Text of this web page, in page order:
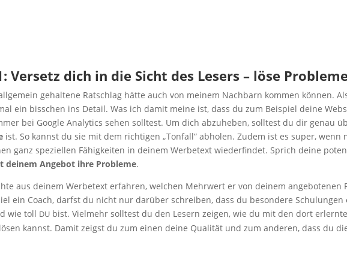
Ver­setz dich in die Sicht des Lesers – löse Probleme
gehal­te­ne Rat­schlag hät­te auch von mei­nem Nach­barn kom­men kön­nen.
ein biss­chen ins Detail. Was ich damit mei­ne ist, dass du zum Bei­spiel dei­ne
bei Goog­le Ana­ly­tics sehen soll­test. Um dich abzu­he­ben, soll­test du dir genau
ist. So kannst du sie mit dem rich­ti­gen „Ton­fall“ abho­len. Zudem ist es super, wenn
ganz spe­zi­el­len Fähig­kei­ten in dei­nem Wer­be­text wie­der­fin­det. Sprich dei­ne
dei­nem Ange­bot ihre Pro­ble­me.
aus dei­nem Wer­be­text erfah­ren, wel­chen Mehr­wert er von dei­nem ange­bo­te­nen
ein Coach, darfst du nicht nur dar­über schrei­ben, dass du beson­de­re Schu­lun­gen
wie toll DU bist. Viel­mehr soll­test du den Lesern zei­gen, wie du mit den dort
kannst. Damit zeigst du zum einen dei­ne Qua­li­tät und zum ande­ren, dass du